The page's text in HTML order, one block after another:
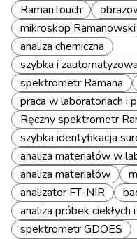
RamanTouch
mikroskop Ramanowski
analiza chemiczna
szybka i
spektrometr Ramana
praca w laboratoriach i
Ręczny spektrometr
szybka identyfikacja
analiza materiałów w
analiza materiałów
analizator FT-NIR
analiza próbek ciekłych
spektrometr GDOES